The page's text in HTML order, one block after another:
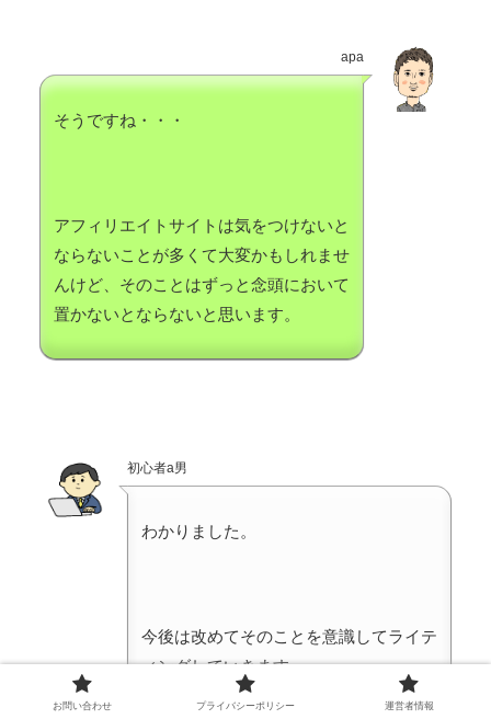
apa
そうですね・・・
アフィリエイトサイトは気をつけないと
ならないことが多くて大変かもしれませ
んけど、そのことはずっと念頭において
置かないとならないと思います。
初心者a男
わかりました。
今後は改めてそのことを意識してライテ
ィングしていきます。
お問い合わせ プライバシーポリシー 運営者情報